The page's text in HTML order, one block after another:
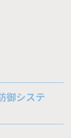
御システ